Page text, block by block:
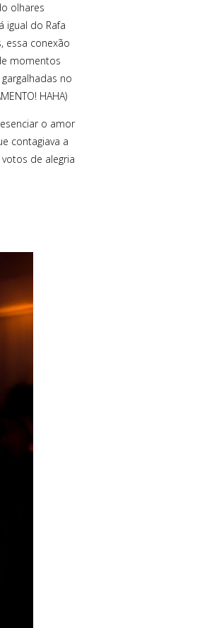
olhares
igual do Rafa
essa conexão
momentos
no
HAHA)
o amor
contagiava a
de alegria